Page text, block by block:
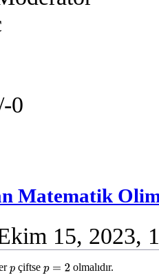
0
Matematik
15, 2023,
p çiftsep=2 olmalıdır.